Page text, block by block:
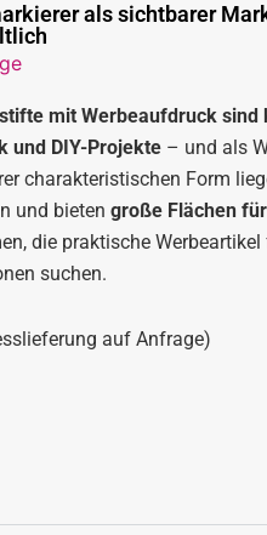
als sichtbarer
mit Werbeaufdruck sind
und DIY-Projekte – und als
charakteristischen Form
und bieten große Flächen
die praktische
suchen.
auf Anfrage)